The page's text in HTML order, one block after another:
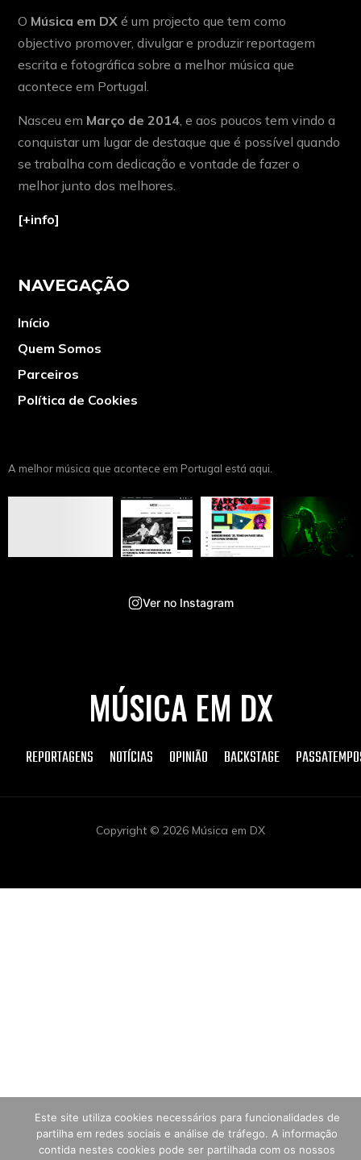
O Música em DX é um projecto que tem como
objectivo promover, divulgar e produzir reportagem
escrita e fotográfica sobre a melhor música que
acontece em Portugal.
Nasceu em Março de 2014 , e aos poucos tem vindo a
conquistar um lugar de destaque que é possível quando
se trabalha com dedicação e vontade de fazer o
melhor junto dos melhores.
[+info]
NAVEGAÇÃO
Início
Quem Somos
Parceiros
Política de Cookies
A melhor música que acontece em Portugal está aqui.
Ver no Instagram
MÚSICA EM DX
REPORTAGENS NOTÍCIAS OPINIÃO BACKSTAGE
Copyright © 2026 Música em DX
Este site utiliza cookies necessários para funcionalidades de
partilha em redes sociais e análise de tráfego. A informação
contida nestes cookies pode ser partilhada com os nossos